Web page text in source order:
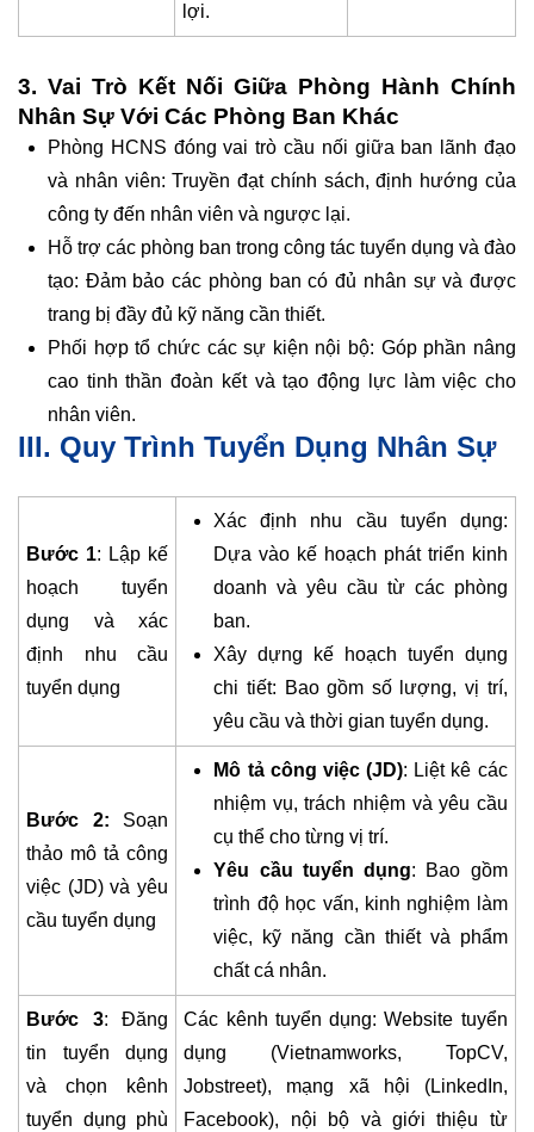
lợi.
3. Vai Trò Kết Nối Giữa Phòng Hành Chính
Nhân Sự Với Các Phòng Ban Khác
Phòng HCNS đóng vai trò cầu nối giữa ban lãnh đạo
và nhân viên: Truyền đạt chính sách, định hướng của
công ty đến nhân viên và ngược lại.
Hỗ trợ các phòng ban trong công tác tuyển dụng và đào
tạo: Đảm bảo các phòng ban có đủ nhân sự và được
trang bị đầy đủ kỹ năng cần thiết.
Phối hợp tổ chức các sự kiện nội bộ: Góp phần nâng
cao tinh thần đoàn kết và tạo động lực làm việc cho
nhân viên.
III. Quy Trình Tuyển Dụng Nhân Sự
Bước 1: Lập kế
hoạch tuyển
dụng và xác
định nhu cầu
tuyển dụng
Xác định nhu cầu tuyển dụng:
Dựa vào kế hoạch phát triển kinh
doanh và yêu cầu từ các phòng
ban.
Xây dựng kế hoạch tuyển dụng
chi tiết: Bao gồm số lượng, vị trí,
yêu cầu và thời gian tuyển dụng.
Bước 2: Soạn
thảo mô tả công
việc (JD) và yêu
cầu tuyển dụng
Mô tả công việc (JD): Liệt kê các
nhiệm vụ, trách nhiệm và yêu cầu
cụ thể cho từng vị trí.
Yêu cầu tuyển dụng: Bao gồm
trình độ học vấn, kinh nghiệm làm
việc, kỹ năng cần thiết và phẩm
chất cá nhân.
Bước 3: Đăng
tin tuyển dụng
và chọn kênh
tuyển dụng phù
Các kênh tuyển dụng: Website tuyển
dụng (Vietnamworks, TopCV,
Jobstreet), mạng xã hội (LinkedIn,
Facebook), nội bộ và giới thiệu từ